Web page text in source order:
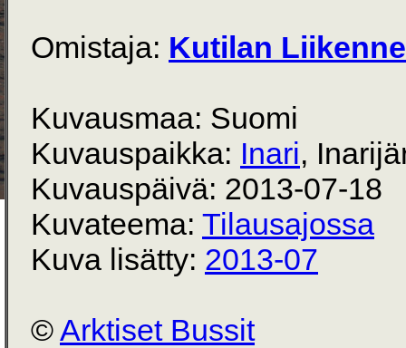
Omistaja: Kutilan Liikenne
Kuvausmaa: Suomi
Kuvauspaikka: Inari,
Kuvauspäivä: 2013-07-18
Kuvateema: Tilausajossa
Kuva lisätty: 2013-07
©Arktiset Bussit